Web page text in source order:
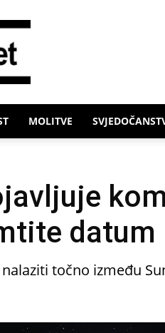
MOLITVE
datum
točno između